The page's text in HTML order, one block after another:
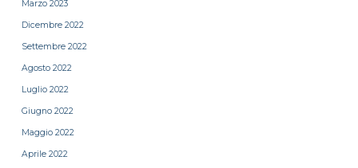
Marzo 2023
Dicembre 2022
Settembre 2022
Agosto 2022
Luglio 2022
Giugno 2022
Maggio 2022
Aprile 2022